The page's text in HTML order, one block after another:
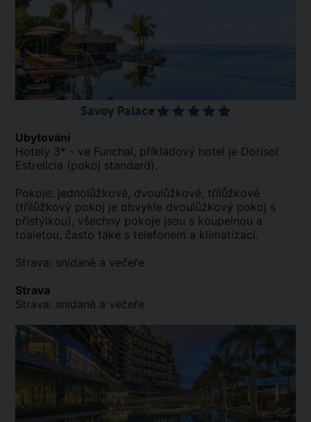
Savoy Palace
Ubytování
Hotely 3* - ve Funchal, příkladový hotel je Dorisol
Estrelicia (pokoj standard).
Pokoje: jednolůžkové, dvoulůžkové, třílůžkové
(třílůžkový pokoj je obvykle dvoulůžkový pokoj s
přistýlkou), všechny pokoje jsou s koupelnou a
toaletou, často také s telefonem a klimatizací.
Strava: snídaně a večeře
Strava
Strava: snídaně a večeře